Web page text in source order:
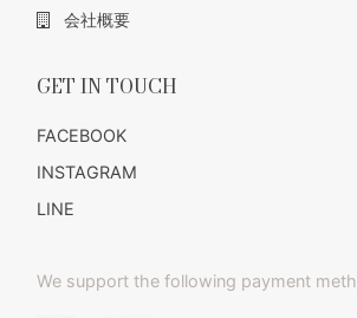
会社概要
GET IN TOUCH
FACEBOOK
INSTAGRAM
LINE
We support the following payment